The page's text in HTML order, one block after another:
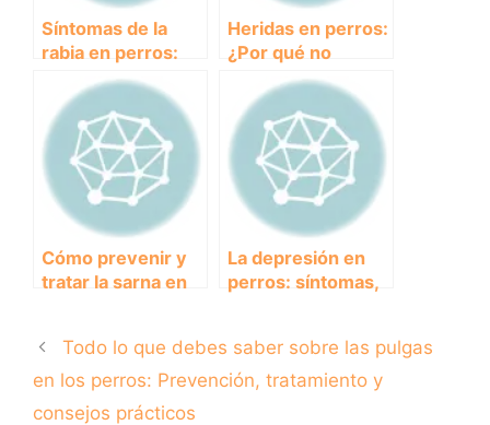
Síntomas de la
rabia en perros:
identificarlos y
prevenir su
propagación
Heridas en perros:
¿Por qué no
cicatrizan y cómo
tratarlas
adecuadamente?
Cómo prevenir y
tratar la sarna en
La depresión en
perros: síntomas,
amigo peludo
Todo lo que debes saber sobre las pulgas
en los perros: Prevención, tratamiento y
consejos prácticos